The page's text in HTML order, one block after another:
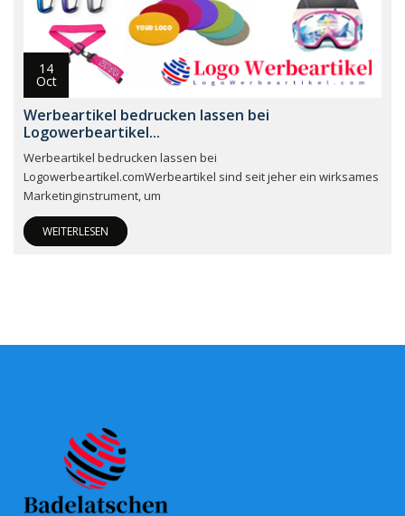
14
Oct
Werbeartikel bedrucken lassen bei
Logowerbeartikel...
Werbeartikel bedrucken lassen bei
Logowerbeartikel.comWerbeartikel sind seit jeher ein wirksames
Marketinginstrument, um
WEITERLESEN